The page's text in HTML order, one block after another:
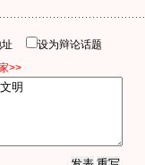
址
设为辩论话题
>>